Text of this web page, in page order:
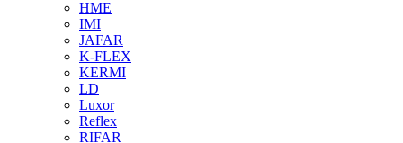
HME
IMI
JAFAR
K-FLEX
KERMI
LD
Luxor
Reflex
RIFAR